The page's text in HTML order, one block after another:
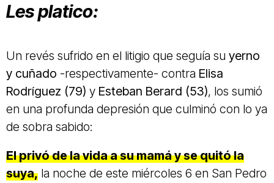
Les platico:
Un revés sufrido en el litigio que seguía su yerno
y cuñado -respectivamente- contra Elisa
Rodríguez (79) y Esteban Berard (53), los sumió
en una profunda depresión que culminó con lo ya
de sobra sabido:
El privó de la vida a su mamá y se quitó la
suya, la noche de este miércoles 6 en San Pedro